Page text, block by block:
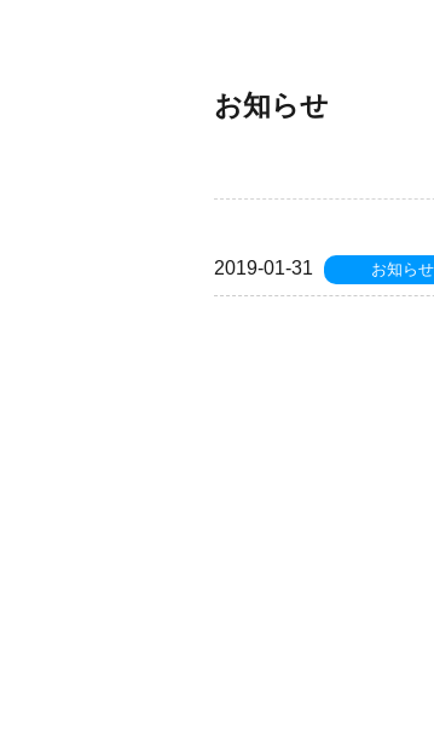
お知らせ
2019-01-31 お知らせ